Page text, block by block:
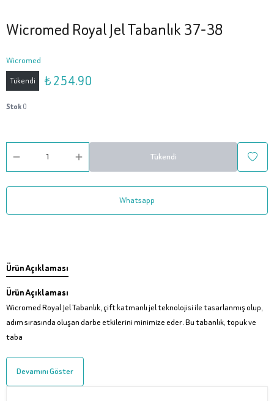
Wicromed Royal Jel Tabanlık 37-38
Wicromed
Tükendi ₺ 254.90
Stok0
Tükendi
Whatsapp
Ürün Açıklaması
Ürün Açıklaması
Wicromed Royal Jel Tabanlık, çift katmanlı jel teknolojisi ile tasarlanmış olup,
adım sırasında oluşan darbe etkilerini minimize eder. Bu tabanlık, topuk ve
taba
Devamını Göster